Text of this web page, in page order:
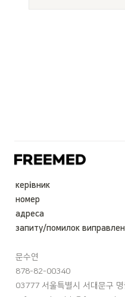
керівник
номер
адреса
запиту/помилок
문수연
878-82-00340
03777 서울특별시 서대문구